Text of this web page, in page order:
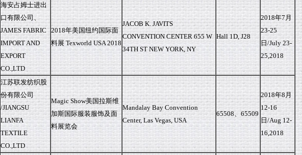
海安占姆士进出
口有限公司、
JAMES FABRIC
IMPORT AND
EXPORT
CO.,LTD
2018年美国纽约国际面
料展 Texworld USA 2018
JACOB K. JAVITS
CONVENTION CENTER 655 W
34TH ST NEW YORK, NY
Hall 1D, J28
2018年7月
23-25
日/July 23-
25,2018
江苏联发纺织股
份有限公司
/JIANGSU
LIANFA
TEXTILE
CO.,LTD
Magic Show美国拉斯维
加斯国际服装服饰及面
料展览会
Mandalay Bay Convention
Center, Las Vegas, USA
65508、65509
2018年8月
12-16
日/Aug 12-
16,2018